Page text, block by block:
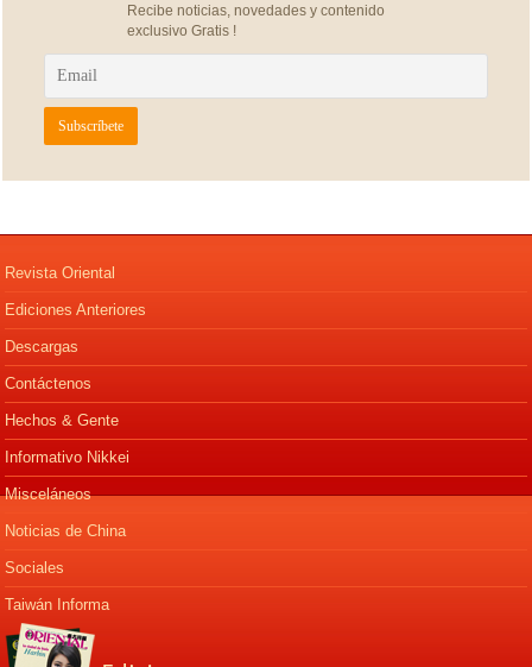
Recibe noticias, novedades y contenido
exclusivo Gratis !
Revista Oriental
Ediciones Anteriores
Descargas
Contáctenos
Hechos & Gente
Informativo Nikkei
Misceláneos
Noticias de China
Sociales
Taiwán Informa